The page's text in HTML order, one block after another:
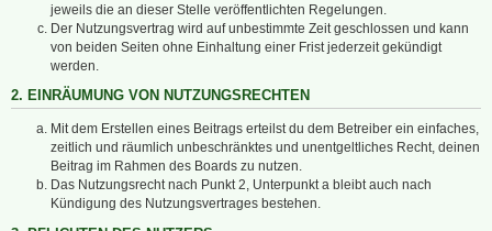
jeweils die an dieser Stelle veröffentlichten Regelungen.
Der Nutzungsvertrag wird auf unbestimmte Zeit geschlossen und kann
von beiden Seiten ohne Einhaltung einer Frist jederzeit gekündigt
werden.
2. EINRÄUMUNG VON NUTZUNGSRECHTEN
Mit dem Erstellen eines Beitrags erteilst du dem Betreiber ein einfaches,
zeitlich und räumlich unbeschränktes und unentgeltliches Recht, deinen
Beitrag im Rahmen des Boards zu nutzen.
Das Nutzungsrecht nach Punkt 2, Unterpunkt a bleibt auch nach
Kündigung des Nutzungsvertrages bestehen.